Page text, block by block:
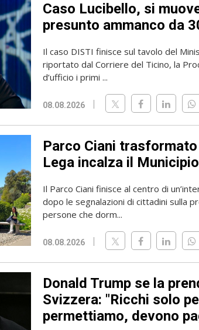
Caso Lucibello, si
presunto ammanco da
Il caso DISTI finisce sul tavolo del
riportato dal Corriere del Ticino, la
d’ufficio i primi ...
08.08.2026
Parco Ciani
Lega incalza il Municipio
Il Parco Ciani finisce al centro di
dopo le segnalazioni di cittadini sulla
persone che dorm...
08.08.2026
Donald Trump se la
Svizzera: "Ricchi solo
permettiamo, devono